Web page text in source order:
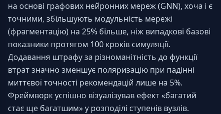
на основі графових нейронних мереж (GNN), хоча і є
точними, збільшують модульність мережі
(фрагментацію) на 25% більше, ніж випадкові базові
показники протягом 100 кроків симуляції.
Додавання штрафу за різноманітність до функції
втрат значно зменшує поляризацію при падінні
миттєвої точності рекомендацій лише на 5%.
Фреймворк успішно візуалізував ефект «багатий
стає ще багатшим» у розподілі ступенів вузлів.